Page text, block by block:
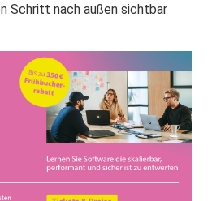
Schritt nach außen sichtbar